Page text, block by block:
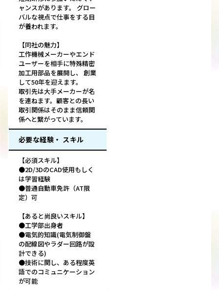
ャンスがあります。 グロー
バルな視点で仕事をする目
が養われます。
【同社の魅力】
工作機械メーカーやエンド
ユーザーを相手に特殊精密
加工用部品を展開し、 創業
して50年を迎えます。
取引先は大手メーカーが名
を連ねます。顧客との長い
取引関係はそのまま信頼関
係へと繋がっています。
必要な経験・ スキル
【必須スキル】
●2D/3DのCAD使用もしく
は学習経験
●普通自動車免許（AT限
定）可
【あると尚良いスキル】
●工学部出身者
●電気的知識(電気制御盤
の配線図やラダー回路が設
計できる)
●技術に関し、ある程度英
語でのコミュニケーション
が可能